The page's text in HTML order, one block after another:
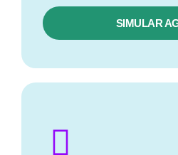
SIMULAR